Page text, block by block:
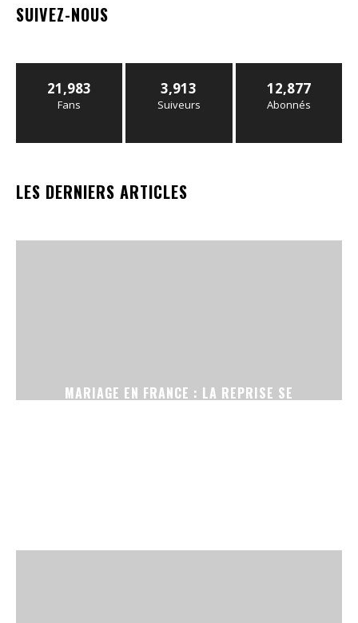
SUIVEZ-NOUS
21,983
Fans
3,913
Suiveurs
12,877
Abonnés
LES DERNIERS ARTICLES
MARIAGE EN FRANCE : LA REPRISE SE